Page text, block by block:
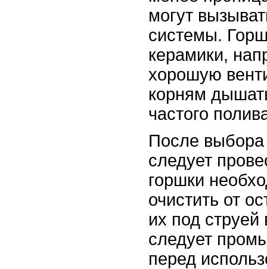
могут
системы.
керамики,
хорошую
корням
частого
После
следует
горшки
очистить от
их под
следует
перед